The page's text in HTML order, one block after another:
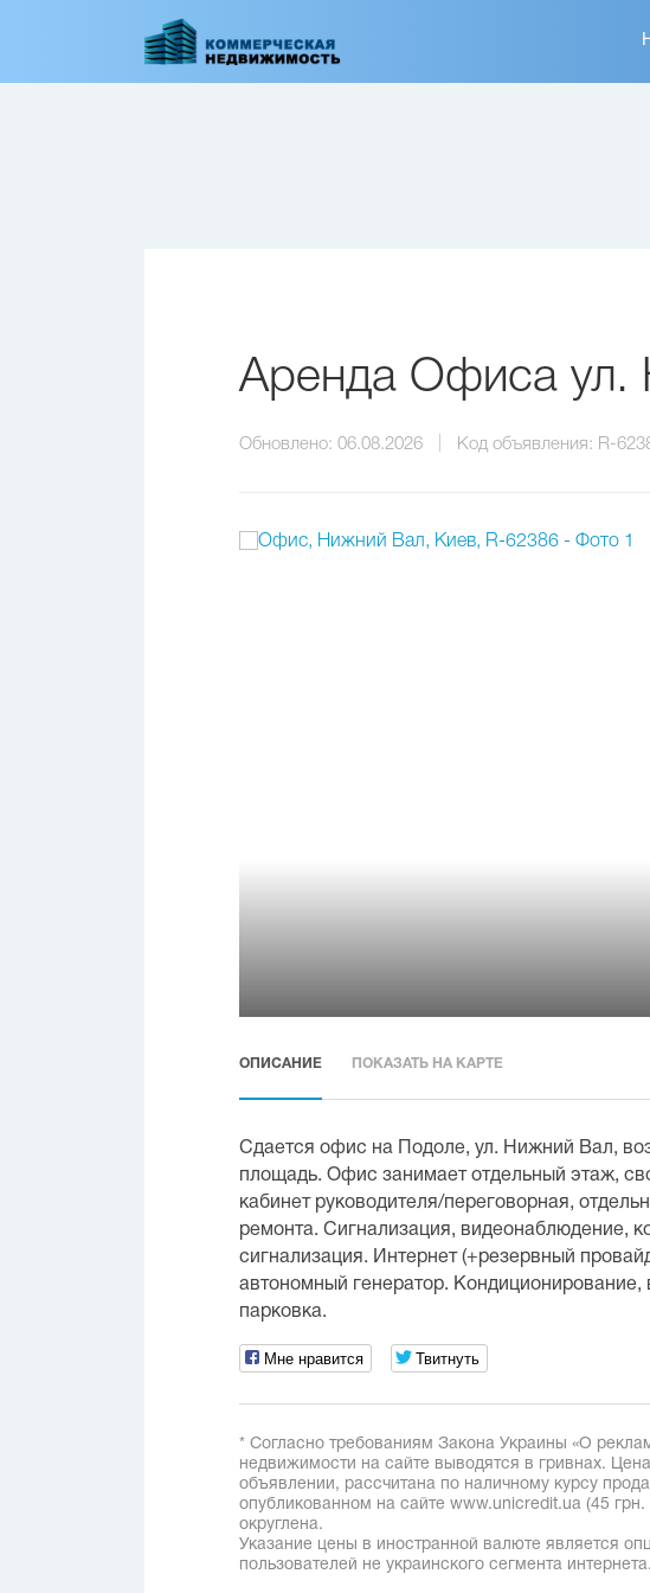
Аренда Офиса ул.
Обновлено: 06.08.2026 Код объявления: R-
ОПИСАНИЕ ПОКАЗАТЬ НА КАРТЕ
Сдается офис на Подоле, ул. Нижний Вал,
площадь. Офис занимает отдельный этаж,
кабинет руководителя/переговорная,
ремонта. Сигнализация, видеонаблюдение,
сигнализация. Интернет (+резервный
автономный генератор. Кондиционирование,
парковка.
Мне нравится Твитнуть
* Согласно требованиям Закона Украины «О
недвижимости на сайте выводятся в гривнах.
объявлении, рассчитана по наличному курсу
опубликованном на сайте www.unicredit.ua (45
округлена.
Указание цены в иностранной валюте является
пользователей не украинского сегмента интернета.